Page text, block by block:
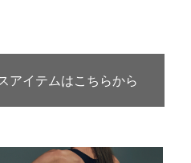
アイテムはこちらから